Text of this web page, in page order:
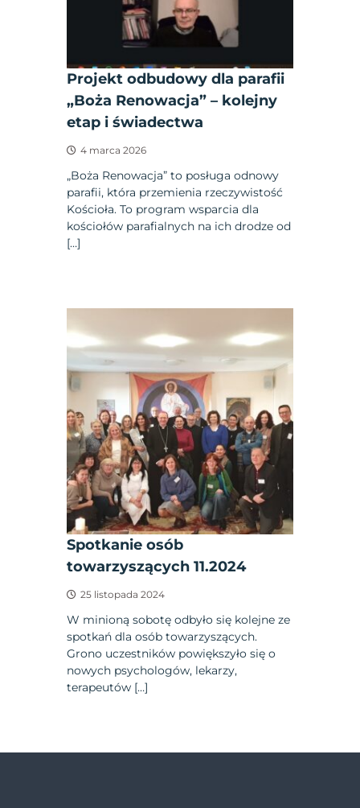
Projekt odbudowy dla parafii
„Boża Renowacja” – kolejny
etap i świadectwa
4 marca 2026
„Boża Renowacja” to posługa odnowy
parafii, która przemienia rzeczywistość
Kościoła. To program wsparcia dla
kościołów parafialnych na ich drodze od
[…]
Spotkanie osób
towarzyszących 11.2024
25 listopada 2024
W minioną sobotę odbyło się kolejne ze
spotkań dla osób towarzyszących.
Grono uczestników powiększyło się o
nowych psychologów, lekarzy,
terapeutów […]